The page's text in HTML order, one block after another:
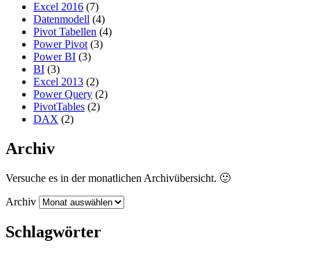
Excel 2016 (7)
Datenmodell (4)
Pivot Tabellen (4)
Power Pivot (3)
Power BI (3)
BI (3)
Excel 2013 (2)
Power Query (2)
PivotTables (2)
DAX (2)
Archiv
Versuche es in der monatlichen Archivübersicht. 🙂
Archiv
Schlagwörter